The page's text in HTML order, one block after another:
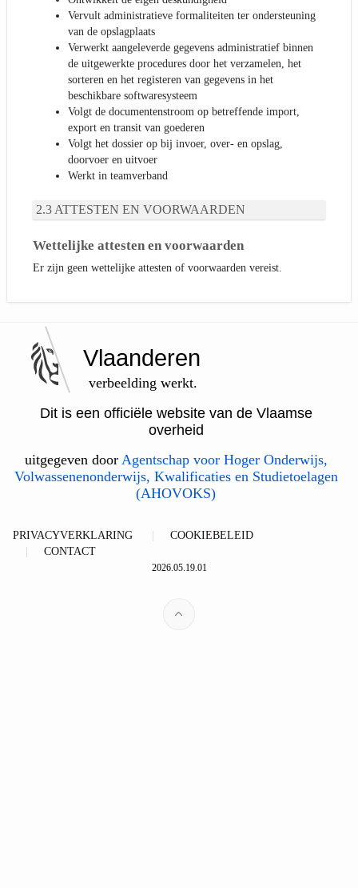
Vervult administratieve formaliteiten ter ondersteuning
van de opslagplaats
Verwerkt aangeleverde gegevens administratief binnen
de uitgewerkte procedures door het verzamelen, het
sorteren en het registeren van gegevens in het
beschikbare softwaresysteem
Volgt de documentenstroom op betreffende import,
export en transit van goederen
Volgt het dossier op bij invoer, over- en opslag,
doorvoer en uitvoer
Werkt in teamverband
ATTESTEN EN VOORWAARDEN
Wettelijke attesten en voorwaarden
Er zijn geen wettelijke attesten of voorwaarden vereist.
Vlaanderen
verbeelding werkt.
Dit is een officiële website van de Vlaamse
overheid
uitgegeven door Agentschap voor Hoger Onderwijs,
Volwassenenonderwijs, Kwalificaties en Studietoelagen
(AHOVOKS)
PRIVACYVERKLARING
COOKIEBELEID
CONTACT
2026.05.19.01